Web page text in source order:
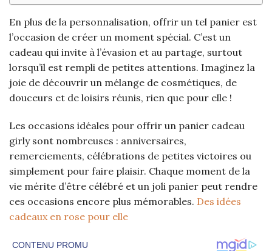
En plus de la personnalisation, offrir un tel panier est
l’occasion de créer un moment spécial. C’est un
cadeau qui invite à l’évasion et au partage, surtout
lorsqu’il est rempli de petites attentions. Imaginez la
joie de découvrir un mélange de cosmétiques, de
douceurs et de loisirs réunis, rien que pour elle !
Les occasions idéales pour offrir un panier cadeau
girly sont nombreuses : anniversaires,
remerciements, célébrations de petites victoires ou
simplement pour faire plaisir. Chaque moment de la
vie mérite d’être célébré et un joli panier peut rendre
ces occasions encore plus mémorables. Des idées
cadeaux en rose pour elle